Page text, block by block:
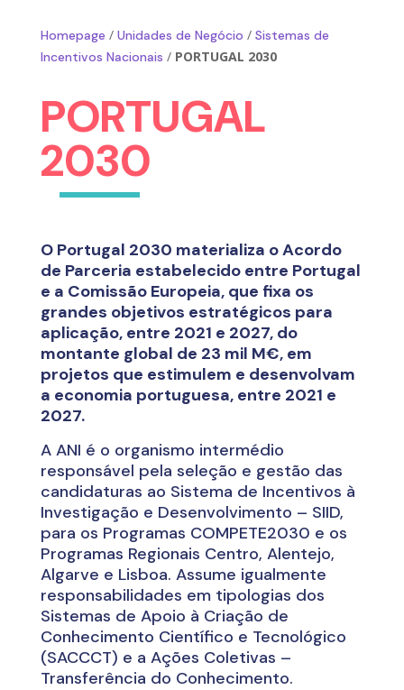
Homepage / Unidades de Negócio / Sistemas de
Incentivos Nacionais / PORTUGAL 2030
PORTUGAL
2030
O Portugal 2030 materializa o Acordo
de Parceria estabelecido entre Portugal
e a Comissão Europeia, que fixa os
grandes objetivos estratégicos para
aplicação, entre 2021 e 2027, do
montante global de 23 mil M€, em
projetos que estimulem e desenvolvam
a economia portuguesa, entre 2021 e
2027.
A ANI é o organismo intermédio
responsável pela seleção e gestão das
candidaturas ao Sistema de Incentivos à
Investigação e Desenvolvimento – SIID,
para os Programas COMPETE2030 e os
Programas Regionais Centro, Alentejo,
Algarve e Lisboa. Assume igualmente
responsabilidades em tipologias dos
Sistemas de Apoio à Criação de
Conhecimento Científico e Tecnológico
(SACCCT) e a Ações Coletivas –
Transferência do Conhecimento.